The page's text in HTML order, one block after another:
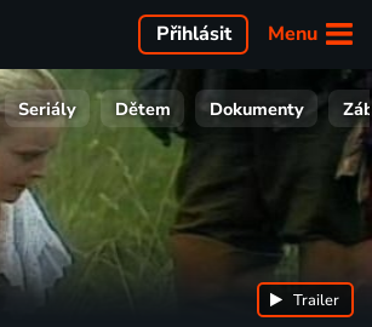
Menu
Přihlásit
Seriály Dětem Dokumenty
Trailer